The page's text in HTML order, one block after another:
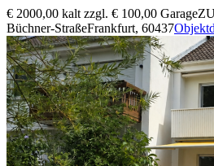
€ 2000,00 kalt zzgl. € 100,00 Garage
Büchner-StraßeFrankfurt, 60437